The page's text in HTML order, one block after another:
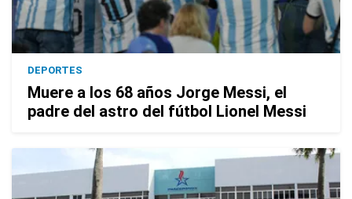
DEPORTES
Muere a los 68 años Jorge Messi, el
padre del astro del fútbol Lionel Messi